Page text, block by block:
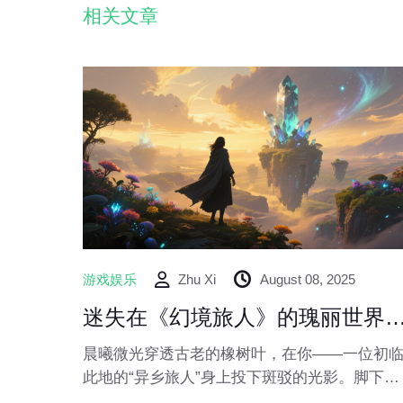
相关文章
游戏娱乐 Zhu Xi August 08, 2025
迷失在《幻境旅人》的瑰丽世界：一场关于自由、探索与星尘共鸣的沉浸式冒险
晨曦微光穿透古老的橡树叶，在你——一位初临
此地的“异乡旅人”身上投下斑驳的光影。脚下是